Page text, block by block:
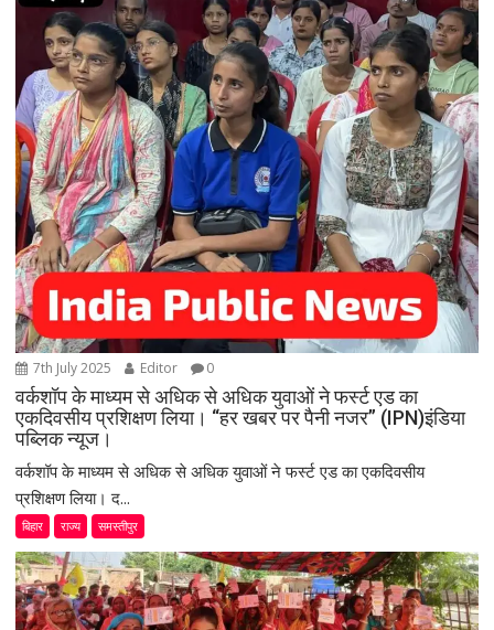
7th July 2025 Editor 0
वर्कशॉप के माध्यम से अधिक से अधिक युवाओं ने फर्स्ट एड का
एकदिवसीय प्रशिक्षण लिया। “हर खबर पर पैनी नजर” (IPN)इंडिया
पब्लिक न्यूज।
वर्कशॉप के माध्यम से अधिक से अधिक युवाओं ने फर्स्ट एड का एकदिवसीय
प्रशिक्षण लिया। द...
बिहार राज्य समस्तीपुर